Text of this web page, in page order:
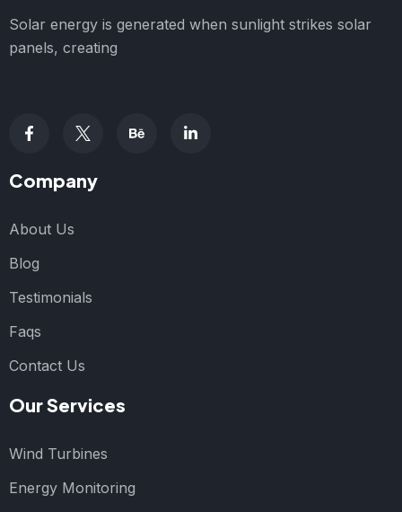
Solar energy is generated when sunlight strikes solar
panels, creating
Company
About Us
Blog
Testimonials
Faqs
Contact Us
Our Services
Wind Turbines
Energy Monitoring